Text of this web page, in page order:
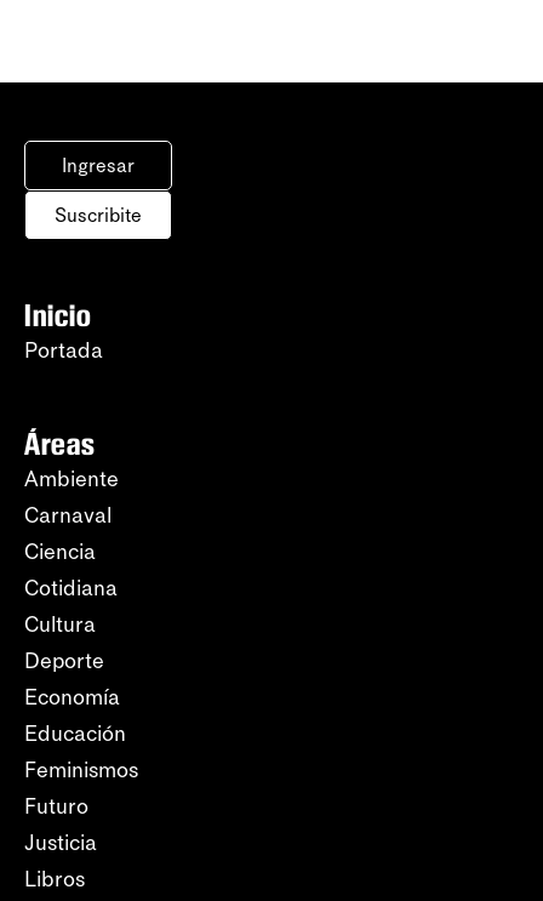
Ingresar
Suscribite
Inicio
Portada
Áreas
Ambiente
Carnaval
Ciencia
Cotidiana
Cultura
Deporte
Economía
Educación
Feminismos
Futuro
Justicia
Libros